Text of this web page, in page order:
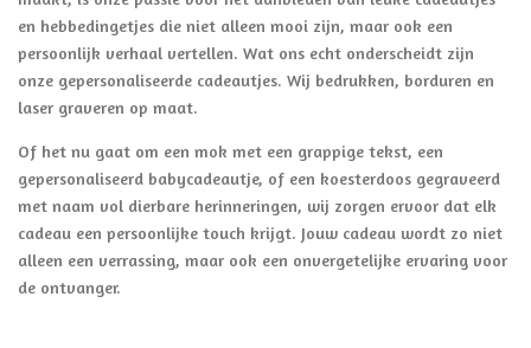
en hebbedingetjes die niet alleen mooi zijn, maar ook een
persoonlijk verhaal vertellen. Wat ons echt onderscheidt zijn
onze gepersonaliseerde cadeautjes. Wij bedrukken, borduren en
laser graveren op maat.
Of het nu gaat om een mok met een grappige tekst, een
gepersonaliseerd babycadeautje, of een koesterdoos gegraveerd
met naam vol dierbare herinneringen, wij zorgen ervoor dat elk
cadeau een persoonlijke touch krijgt. Jouw cadeau wordt zo niet
alleen een verrassing, maar ook een onvergetelijke ervaring voor
de ontvanger.